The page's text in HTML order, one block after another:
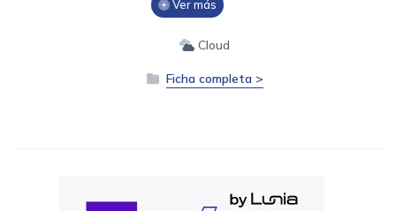
Ver más
Cloud
Ficha completa >